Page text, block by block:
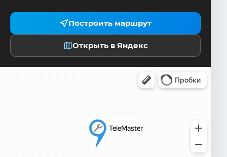
Построить маршрут
Открыть в Яндекс